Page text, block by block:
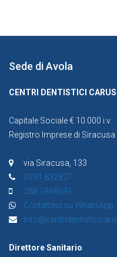
Sede di Avola
CENTRI DENTISTICI
Capitale Sociale € 10.000 i.v.
Registro Imprese di
via Siracusa, 133
0931 832827
388 1948591
Contattaci su WhatsApp
Direttore Sanitario